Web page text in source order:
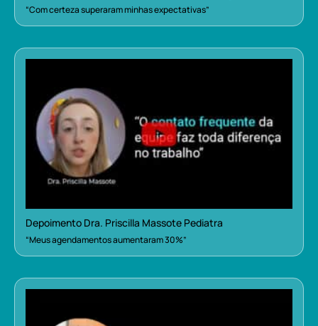
“Com certeza superaram minhas expectativas”
Depoimento Dra. Priscilla Massote Pediatra
“Meus agendamentos aumentaram 30%”